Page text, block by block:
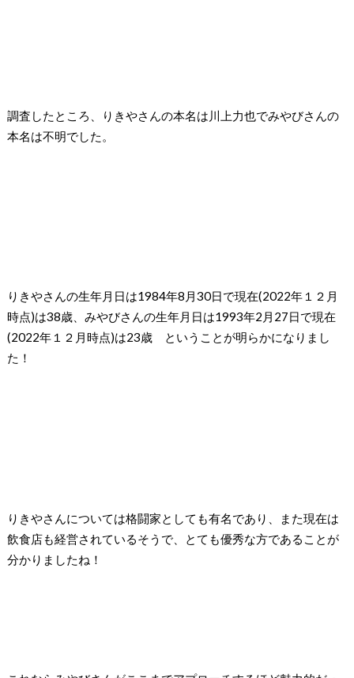
調査したところ、 りきやさんの本名は川上力也でみやびさんの
本名は不明でした。
りきやさんの生年月日は1984年8 月30日で現在(2022年１２月
時点)は38歳、 みやびさんの生年月日は1993年2 月 27日で現在
(2022年１２月時点)は23歳ということが明らかになりまし
た！
りきやさんについては格闘家としても有名であり、また現在は
飲食店も経営されているそうで、とても優秀な方であることが
分かりましたね！